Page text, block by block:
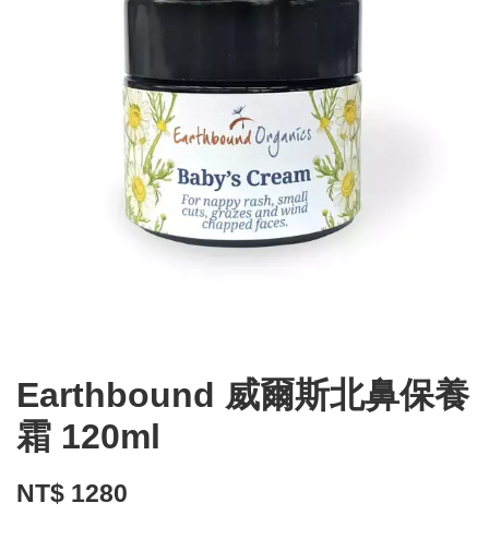
Earthbound 威爾斯北鼻保養
霜 120ml
NT$ 1280